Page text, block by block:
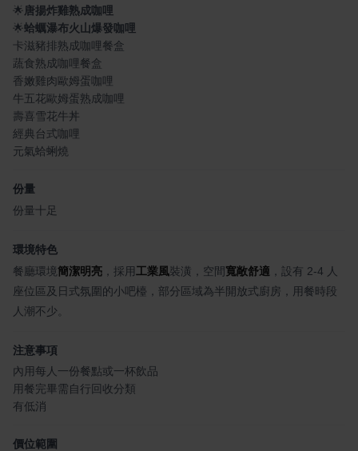
🌟 唐揚炸雞熟成咖哩
🌟蛤蠣瀑布火山爆發咖哩
卡滋豬排熟成咖哩餐盒
蔬食熟成咖哩餐盒
香嫩雞肉歐姆蛋咖哩
牛五花歐姆蛋熟成咖哩
壽喜雪花牛丼
經典台式咖哩
元氣蛤蜊燒
份量
份量十足
環境特色
餐廳環境簡潔明亮 ，採用 工業風裝潢，空間寬敞舒適 ，設有 2-4 人
座位區及日式氛圍的小吧檯，部分區域為半開放式廚房，用餐時段
人潮不少。
注意事項
內用每人一份餐點或一杯飲品
用餐完畢需自行回收分類
有低消
價位範圍